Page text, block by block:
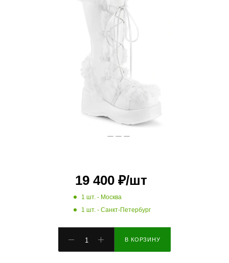
19 400 ₽/шт
1 шт. - Москва
1 шт. - Санкт-Петербург
В КОРЗИНУ